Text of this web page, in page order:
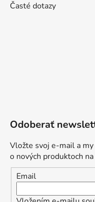
Časté dotazy
Odoberať
Vložte svoj e-mail a
o nových produktoch
Email